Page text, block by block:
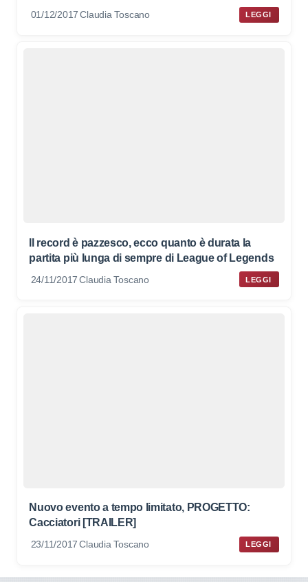
01/12/2017 Claudia Toscano LEGGI
Il record è pazzesco, ecco quanto è durata la
partita più lunga di sempre di League of Legends
24/11/2017 Claudia Toscano LEGGI
Nuovo evento a tempo limitato, PROGETTO:
Cacciatori [TRAILER]
23/11/2017 Claudia Toscano LEGGI